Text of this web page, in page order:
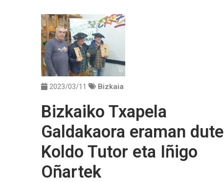
2023/03/11 Bizkaia
Bizkaiko Txapela
Galdakaora eraman dute
Koldo Tutor eta Iñigo
Oñartek